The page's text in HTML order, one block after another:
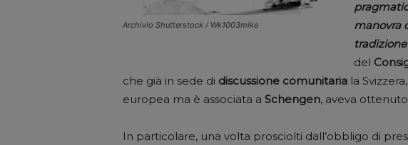
Archivio Shutterstock / Wk1003mike
manovra
tradizione
del
che già in sede di discussione comunitaria la
europea ma è associata a Schengen, aveva
In particolare, una volta prosciolti dall’obbligo di